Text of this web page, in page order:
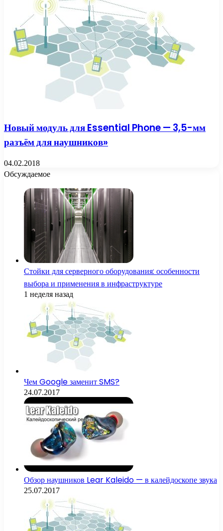
Новый модуль для Essential Phone — 3,5-мм
разъём для наушников»
04.02.2018
Обсуждаемое
Стойки для серверного оборудования: особенности
выбора и применения в инфраструктуре
1 неделя назад
Чем Google заменит SMS?
24.07.2017
Обзор наушников Lear Kaleido — в калейдоскопе звука
25.07.2017